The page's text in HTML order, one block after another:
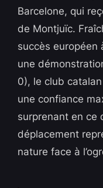
Barcelone, qui
de Montjuïc.
succès européen
une
0), le club
une confiance
surprenant en ce
déplacement
nature face à